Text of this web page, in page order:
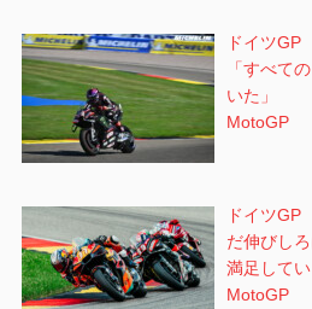
ドイツ
「すべて
いた」
MotoGP
ドイツ
だ伸びし
満足してい
MotoGP